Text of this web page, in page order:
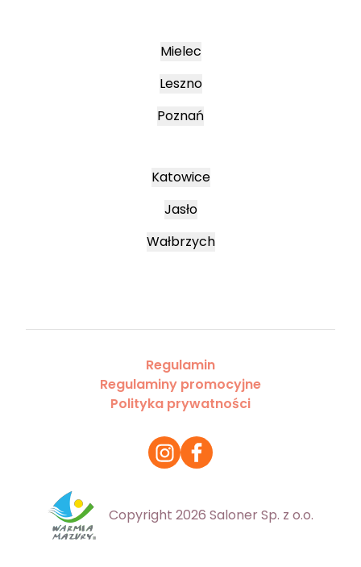
Mielec
Leszno
Poznań
Katowice
Jasło
Wałbrzych
Regulamin
Regulaminy promocyjne
Polityka prywatności
Copyright 2026 Saloner Sp. z o.o.